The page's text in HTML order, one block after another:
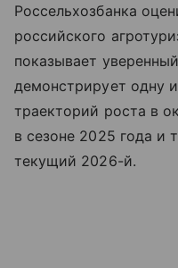
Россельхозбанка
российского
показывает
демонстрирует одну
траекторий роста в
в сезоне 2025 года и
текущий 2026-й.